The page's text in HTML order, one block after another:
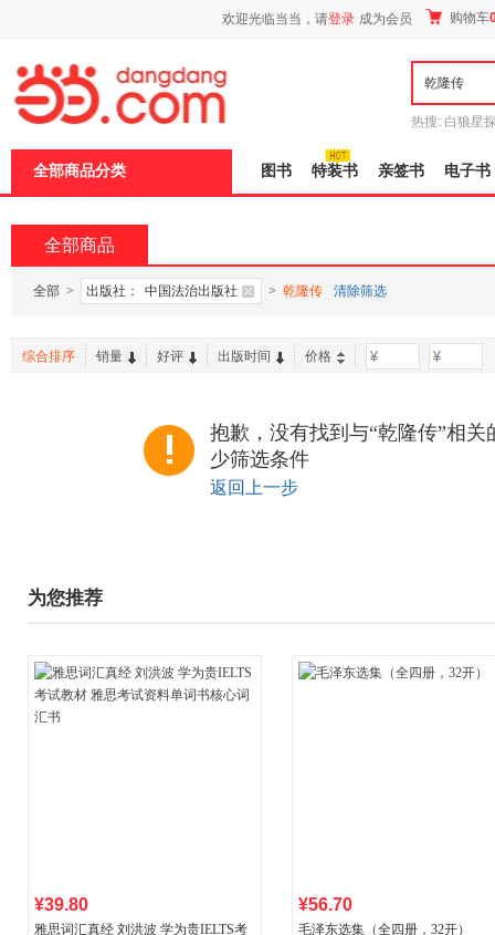
欢迎光临当当，请登录 成为会员 购物车
热搜: 白狼星
全部商品分类 图书 特装书 亲签书 电子书
全部商品
全部 > 出版社： 中国法治出版社 > 乾隆传 清除筛选
综合排序 销量 好评 出版时间 价格 -
抱歉，没有找到与“乾隆传”相
少筛选条件
返回上一步
为您推荐
¥39.80
雅思词汇真经 刘洪波 学为贵IELTS考
¥56.70
毛泽东选集（全四册，32开）
页
加